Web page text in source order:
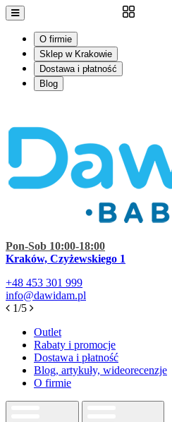
O firmie
Sklep w Krakowie
Dostawa i płatność
Blog
Pon-Sob 10:00-18:00
Kraków, Czyżewskiego 1
+48 453 301 999
info@dawidam.pl
1/5
Outlet
Rabaty i promocje
Dostawa i płatność
Blog, artykuły, wideorecenzje
O firmie